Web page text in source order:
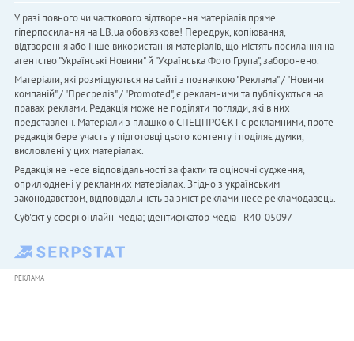
У разі повного чи часткового відтворення матеріалів пряме
гіперпосилання на LB.ua обов'язкове! Передрук, копіювання,
відтворення або інше використання матеріалів, що містять посилання на
агентство "Українськi Новини" й "Українська Фото Група", заборонено.
Матеріали, які розміщуються на сайті з позначкою "Реклама" / "Новини
компаній" / "Пресреліз" / "Promoted", є рекламними та публікуються на
правах реклами. Редакція може не поділяти погляди, які в них
представлені. Матеріали з плашкою СПЕЦПРОЄКТ є рекламними, проте
редакція бере участь у підготовці цього контенту і поділяє думки,
висловлені у цих матеріалах.
Редакція не несе відповідальності за факти та оціночні судження,
оприлюднені у рекламних матеріалах. Згідно з українським
законодавством, відповідальність за зміст реклами несе рекламодавець.
Cуб'єкт у сфері онлайн-медіа; ідентифікатор медіа - R40-05097
РЕКЛАМА